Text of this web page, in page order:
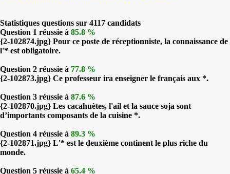
Statistiques questions sur 4117 candidats
Question 1 réussie à 85.8 %
{2-102874.jpg} Pour ce poste de réceptionniste, la connaissance de
l'* est obligatoire.
Question 2 réussie à 77.8 %
{2-102873.jpg} Ce professeur ira enseigner le français aux *.
Question 3 réussie à 87.6 %
{2-102870.jpg} Les cacahuètes, l'ail et la sauce soja sont
d’importants composants de la cuisine *.
Question 4 réussie à 89.3 %
{2-102871.jpg} L'* est le deuxième continent le plus riche du
monde.
Question 5 réussie à 65.4 %